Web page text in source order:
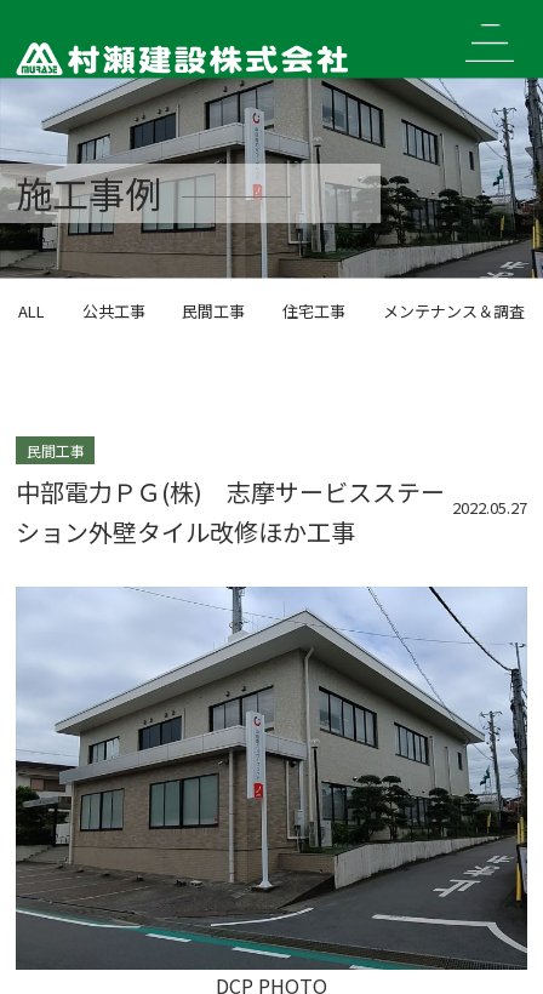
content
施工事例
ALL 公共工事 民間工事 住宅工事 メンテナンス＆調査
民間工事
中部電力ＰＧ(株) 志摩サービスステー
ション外壁タイル改修ほか工事
2022.05.27
DCP PHOTO